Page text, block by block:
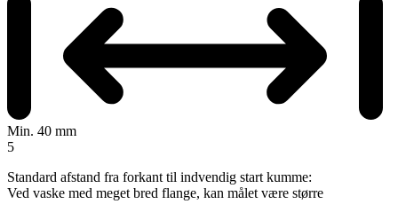
Min. 40 mm
5
Standard afstand fra forkant til indvendig start kumme:
Ved vaske med meget bred flange, kan målet være større